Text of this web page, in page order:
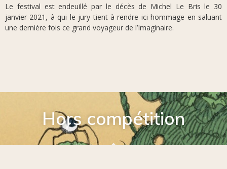
Le festival est endeuillé par le décès de Michel Le Bris le 30
janvier 2021, à qui le jury tient à rendre ici hommage en saluant
une dernière fois ce grand voyageur de l’Imaginaire.
Hors compétition